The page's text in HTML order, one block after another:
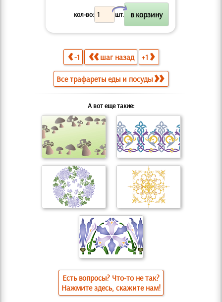
кол-во: шт.
X
-1 шаг назад +1
Все трафареты еды и посуды
А вот еще такие:
Есть вопросы? Что-то не так?
Нажмите здесь, скажите нам!